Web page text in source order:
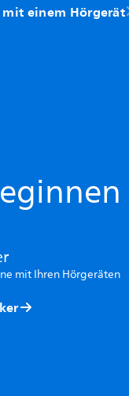
mit einem Hörgerät
mit Ihren Hörgeräten